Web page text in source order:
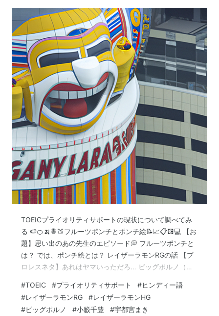
TOEICプライオリティサポートの現状について調べてみ
る 🍉🍊🍌🍍🍑フルーツポンチとポンチ絵📝📈📋💽💻 【お
題】思い出のあの先生のエピソード💭 フルーツポンチと
は？ では、ポンチ絵とは？ レイザーラモンRGの話 【プ
ロレスネタ】あれはヤマいっただろ… ビッグポルノ（ド
RG with あるあるメタルオールスターズ - Jump (Van
Halen Parody Cover) 野生爆弾くっきー！のバンビーナ
TOEICプライオリティサポートの現状について調べてみ
#TOEIC #プライオリティサポート #ヒンディー語
#レイザーラモンRG #レイザーラモンHG
#ビッグポルノ #小籔千豊 #宇都宮まき